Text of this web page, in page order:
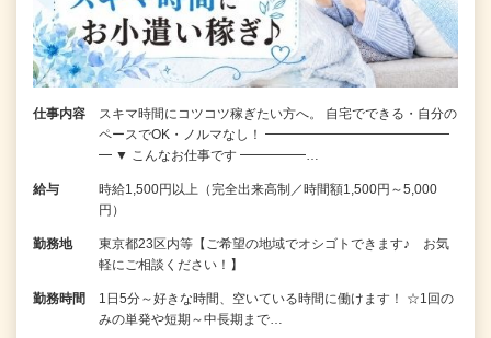
仕事内容
スキマ時間にコツコツ稼ぎたい方へ。 自宅でできる・自分の
ペースでOK・ノルマなし！ ━━━━━━━━━━━━━━
━ ▼ こんなお仕事です ━━━━━…
給与
時給1,500円以上（完全出来高制／時間額1,500円～5,000
円）
勤務地
東京都23区内等【ご希望の地域でオシゴトできます♪ お気
軽にご相談ください！】
勤務時間
1日5分～好きな時間、空いている時間に働けます！ ☆1回の
みの単発や短期～中長期まで…